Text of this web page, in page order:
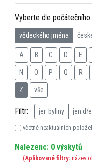
Vyberte dle počátečního
vědeckého jména
A B C D E
N O P Q R
Z vše
Filtr: jen byliny jen
včetně neaktuálních
Nalezeno: 0 výskytů
(Aplikované filtry: název